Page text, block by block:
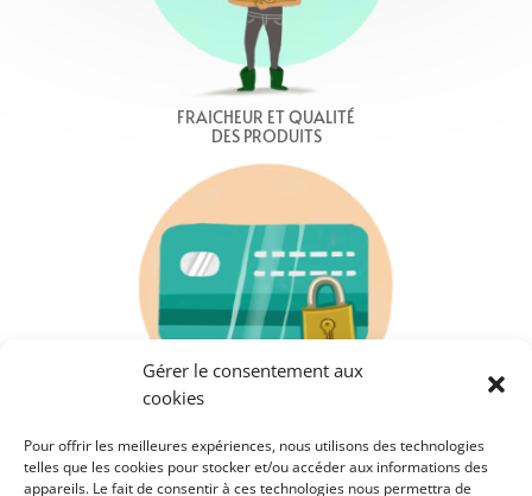
Gérer le consentement aux
cookies
Pour offrir les meilleures expériences, nous utilisons des technologies
telles que les cookies pour stocker et/ou accéder aux informations des
appareils. Le fait de consentir à ces technologies nous permettra de
FRAICHEUR ET QUALITÉ
DES PRODUITS
PAIEMENT SÉCURISÉ